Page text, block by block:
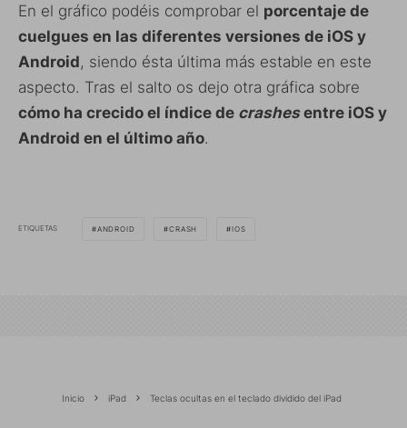
En el gráfico podéis comprobar el porcentaje de
cuelgues en las diferentes versiones de iOS y
Android, siendo ésta última más estable en este
aspecto. Tras el salto os dejo otra gráfica sobre
cómo ha crecido el índice de crashesentre iOS y
Android en el último año.
ETIQUETAS ANDROID CRASH IOS
Inicio iPad Teclas ocultas en el teclado dividido del iPad